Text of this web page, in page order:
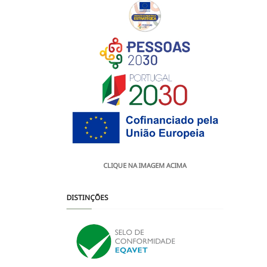
CLIQUE NA IMAGEM ACIMA
DISTINÇÕES